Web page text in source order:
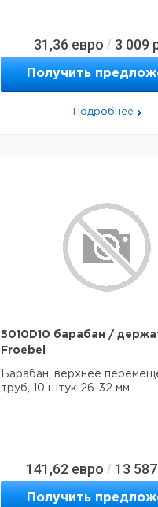
31,36 евро / 3 009
Получить
Подробнее
5010D10 барабан /
Froebel
Барабан, верхнее
труб, 10 штук 26-32 мм.
141,62 евро / 13 587
Получить